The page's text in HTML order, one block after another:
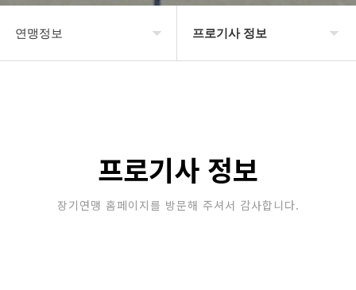
연맹정보 프로기사 정보
자료실
프로기사 정보
장기연맹 홈페이지를 방문해 주셔서 감사합니다.